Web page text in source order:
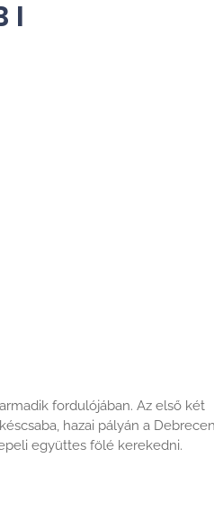
I
fordulójában. Az első két
hazai pályán a Debrecen
együttes fölé kerekedni.